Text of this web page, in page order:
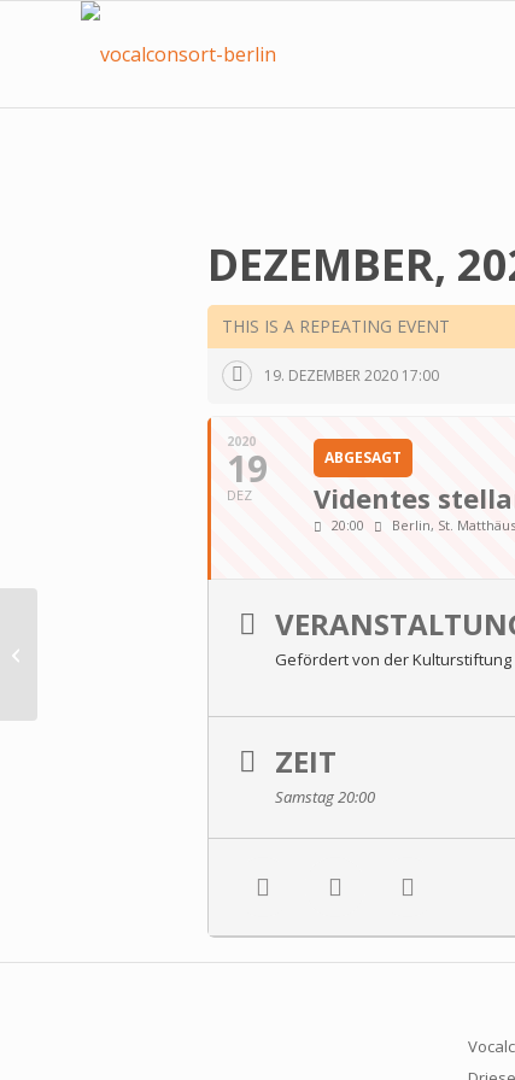
DEZEMBER,
THIS IS A REPEATING EVENT
19. DEZEMBER 2020 17:00
2020
19
DEZ
ABGESAGT
Videntes
20:00 Berlin, St.
Gefördert von der Kulturstiftung
ZEIT
Samstag 20:00